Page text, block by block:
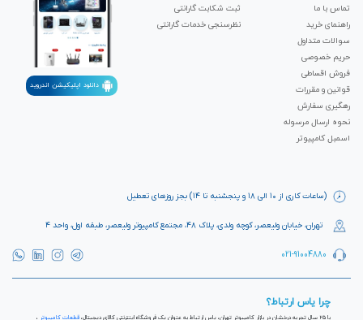
(ساعات کاری از ۱۰ الی ۱۸ و پنجشنبه تا ۱۴) بجز روزهای تعطیل
تهران، خیابان ولیعصر، کوچه ولدی، پلاک ۴۸، مجتمع کامپیوتر ولیعصر، طبقه اول، واحد ۴
021-91004880
تماس با ما
راهنمای خرید
سوالات متداول
حریم خصوصی
فروش اقساطی
قوانین و مقررات
رهگیری سفارش
نحوه ارسال مرسوله
اسمبل کامپیوتر
ثبت شکابت‌ گارانتی
نظرسنجی خدمات گارانتی
دانلود اپلیکیشن اندروید
چرا یاس ارتباط؟
با ۲۵ سال تجربه درخشان در بازار کامپیوتر تهران، یاس ارتباط به عنوان یک فروشگاه اینترنتی کالای دیجیتال، قطعات کامپیوتر